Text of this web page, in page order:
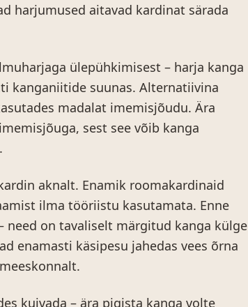
harjumused aitavad kardinat särada
ülepühkimisest – harja kanga
kanganiitide suunas. Alternatiivina
madalat imemisjõudu. Ära
sest see võib kanga
aknalt. Enamik roomakardinaid
ilma tööriistu kasutamata. Enne
on tavaliselt märgitud kanga külge
enamasti käsipesu jahedas vees õrna
kuivada – ära pigista kanga volte